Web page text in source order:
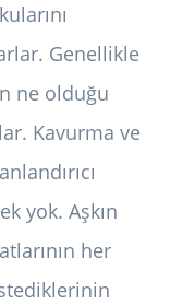
Genellikle
ne olduğu
Kavurma ve
yok. Aşkın
her